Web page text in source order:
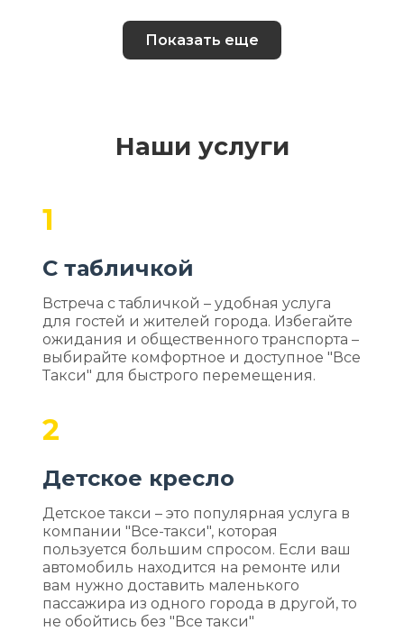
Показать еще
Наши услуги
1
С табличкой
Встреча с табличкой – удобная услуга
для гостей и жителей города. Избегайте
ожидания и общественного транспорта –
выбирайте комфортное и доступное "Все
Такси" для быстрого перемещения.
2
Детское кресло
Детское такси – это популярная услуга в
компании "Все-такси", которая
пользуется большим спросом. Если ваш
автомобиль находится на ремонте или
вам нужно доставить маленького
пассажира из одного города в другой, то
не обойтись без "Все такси"